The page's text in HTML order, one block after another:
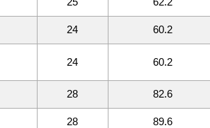
24 60.2
24 60.2
28 82.6
28 89.6